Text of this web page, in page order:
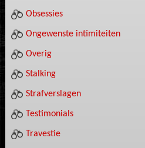
Obsessies
Ongewenste intimiteiten
Overig
Stalking
Strafverslagen
Testimonials
Travestie